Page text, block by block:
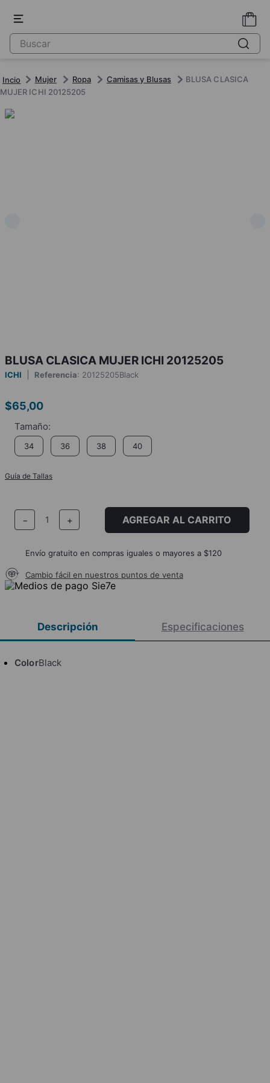
Mujer Ropa Camisas y Blusas
BLUSA CLASICA
MUJER ICHI 20125205
BLUSA CLASICA MUJER ICHI 20125205
ICHI Referencia: 20125205Black
$65,00
34 36 38 40
Guía de Tallas
＋
－ AGREGAR AL CARRITO
Envío gratuito en compras iguales o mayores a $120
Cambio fácil en nuestros puntos de venta
Descripción Especificaciones
ColorBlack